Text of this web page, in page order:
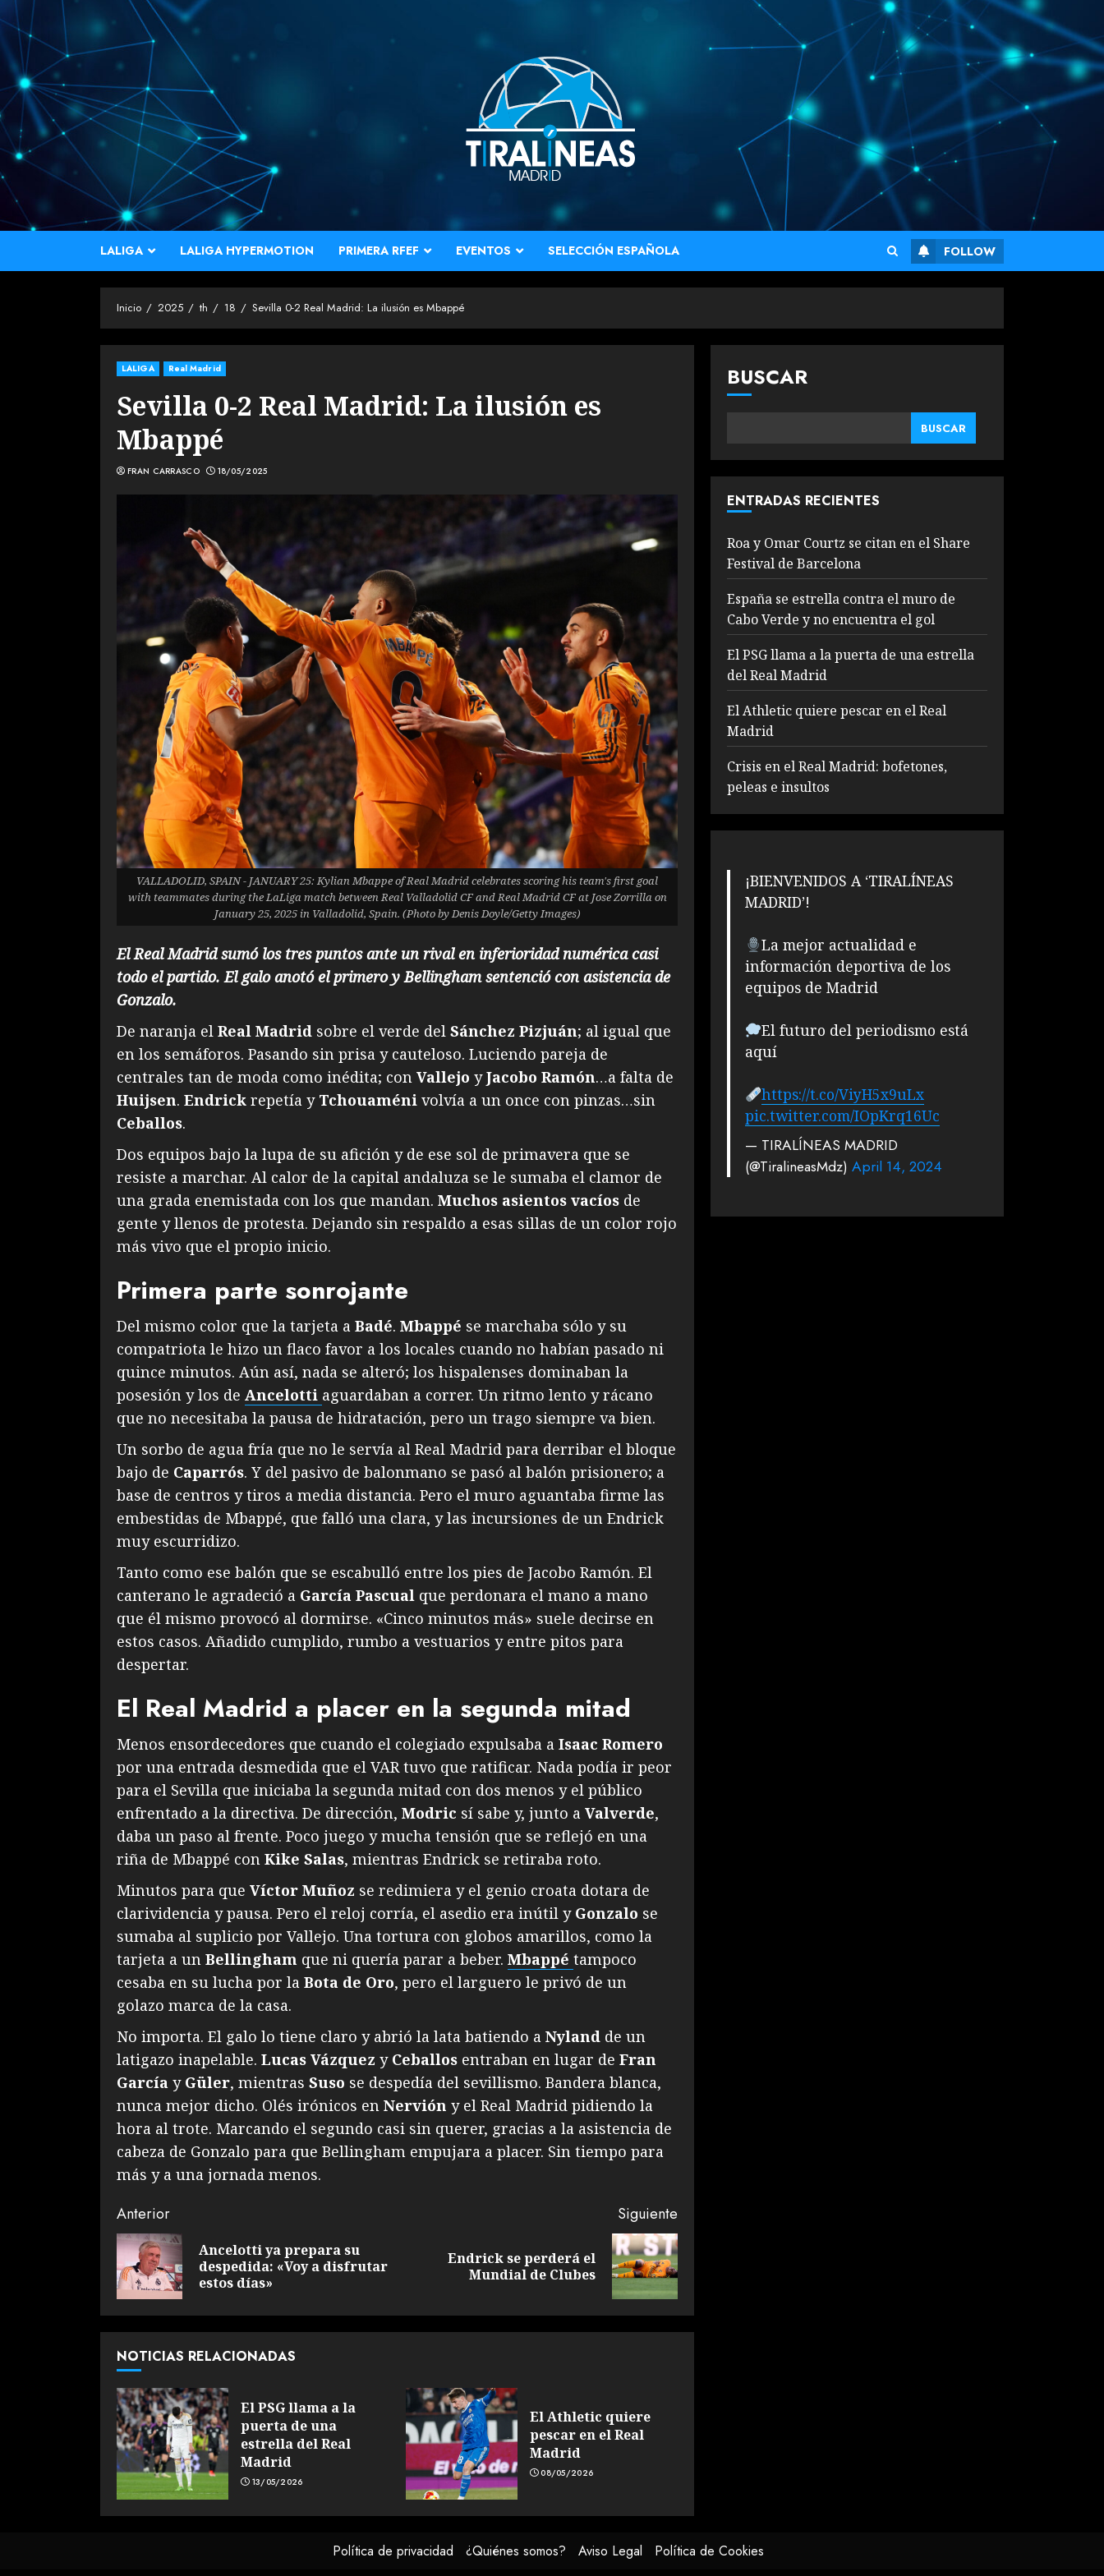
Saltar
al
contenido
LALIGA LALIGA HYPERMOTION PRIMERA RFEF EVENTOS SELECCIÓN ESPAÑOLA FOLLOW
Inicio 2025 th 18 Sevilla 0-2 Real Madrid: La ilusión es Mbappé
LALIGA Real Madrid
Sevilla 0-2 Real Madrid: La ilusión es
Mbappé
FRAN CARRASCO 18/05/2025
VALLADOLID, SPAIN - JANUARY 25: Kylian Mbappe of Real Madrid celebrates scoring his team's first goal
with teammates during the LaLiga match between Real Valladolid CF and Real Madrid CF at Jose Zorrilla on
January 25, 2025 in Valladolid, Spain. (Photo by Denis Doyle/Getty Images)
El Real Madrid sumó los tres puntos ante un rival en inferioridad numérica casi
todo el partido. El galo anotó el primero y Bellingham sentenció con asistencia de
Gonzalo.
De naranja el Real Madrid sobre el verde del Sánchez Pizjuán; al igual que
en los semáforos. Pasando sin prisa y cauteloso. Luciendo pareja de
centrales tan de moda como inédita; con Vallejo yJacobo Ramón…a falta de
Huijsen. Endrick repetía y Tchouaméni volvía a un once con pinzas…sin
Ceballos.
Dos equipos bajo la lupa de su afición y de ese sol de primavera que se
resiste a marchar. Al calor de la capital andaluza se le sumaba el clamor de
una grada enemistada con los que mandan. Muchos asientos vacíos de
gente y llenos de protesta. Dejando sin respaldo a esas sillas de un color rojo
más vivo que el propio inicio.
Primera parte sonrojante
Del mismo color que la tarjeta a Badé. Mbappé se marchaba sólo y su
compatriota le hizo un flaco favor a los locales cuando no habían pasado ni
quince minutos. Aún así, nada se alteró; los hispalenses dominaban la
posesión y los de Ancelotti aguardaban a correr. Un ritmo lento y rácano
que no necesitaba la pausa de hidratación, pero un trago siempre va bien.
Un sorbo de agua fría que no le servía al Real Madrid para derribar el bloque
bajo de Caparrós. Y del pasivo de balonmano se pasó al balón prisionero; a
base de centros y tiros a media distancia. Pero el muro aguantaba firme las
embestidas de Mbappé, que falló una clara, y las incursiones de un Endrick
muy escurridizo.
Tanto como ese balón que se escabulló entre los pies de Jacobo Ramón. El
canterano le agradeció a García Pascual que perdonara el mano a mano
que él mismo provocó al dormirse. «Cinco minutos más» suele decirse en
estos casos. Añadido cumplido, rumbo a vestuarios y entre pitos para
despertar.
El Real Madrid a placer en la segunda mitad
Menos ensordecedores que cuando el colegiado expulsaba a Isaac Romero
por una entrada desmedida que el VAR tuvo que ratificar. Nada podía ir peor
para el Sevilla que iniciaba la segunda mitad con dos menos y el público
enfrentado a la directiva. De dirección, Modric sí sabe y, junto a Valverde,
daba un paso al frente. Poco juego y mucha tensión que se reflejó en una
riña de Mbappé con Kike Salas, mientras Endrick se retiraba roto.
Minutos para que Víctor Muñoz se redimiera y el genio croata dotara de
clarividencia y pausa. Pero el reloj corría, el asedio era inútil y Gonzalo se
sumaba al suplicio por Vallejo. Una tortura con globos amarillos, como la
tarjeta a un Bellingham que ni quería parar a beber. Mbappé tampoco
cesaba en su lucha por la Bota de Oro, pero el larguero le privó de un
golazo marca de la casa.
No importa. El galo lo tiene claro y abrió la lata batiendo a Nyland de un
latigazo inapelable. Lucas Vázquez y Ceballos entraban en lugar de Fran
García y Güler, mientras Suso se despedía del sevillismo. Bandera blanca,
nunca mejor dicho. Olés irónicos en Nervión y el Real Madrid pidiendo la
hora al trote. Marcando el segundo casi sin querer, gracias a la asistencia de
cabeza de Gonzalo para que Bellingham empujara a placer. Sin tiempo para
más y a una jornada menos.
Sigue
leyendo
Anterior
Entrada
Ancelotti ya prepara su
despedida: «Voy a disfrutar
estos días»
Siguiente
SiguienteEndrick se perderá el
Mundial de Clubes
NOTICIAS RELACIONADAS
El PSG llama a la
puerta de una
estrella del Real
Madrid
13/05/2026
El Athletic quiere
pescar en el Real
Madrid
08/05/2026
BUSCAR
BUSCAR
ENTRADAS RECIENTES
Roa y Omar Courtz se citan en el Share
Festival de Barcelona
España se estrella contra el muro de
Cabo Verde y no encuentra el gol
El PSG llama a la puerta de una estrella
del Real Madrid
El Athletic quiere pescar en el Real
Madrid
Crisis en el Real Madrid: bofetones,
peleas e insultos
¡BIENVENIDOS A ‘TIRALÍNEAS
MADRID’!
La mejor actualidad e
información deportiva de los
equipos de Madrid
El futuro del periodismo está
aquí
https://t.co/ViyH5x9uLx
pic.twitter.com/IOpKrq16Uc
— TIRALÍNEAS MADRID
(@TiralineasMdz)April 14, 2024
Política de privacidad ¿Quiénes somos? Aviso Legal Política de Cookies